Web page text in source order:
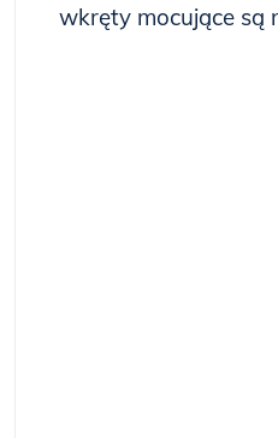
wkręty mocujące są